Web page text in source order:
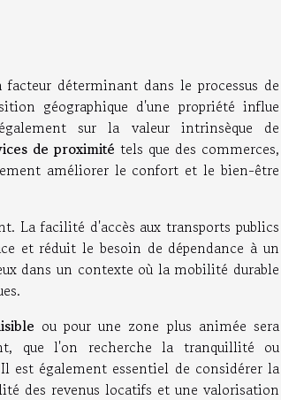
déterminant dans le processus de
géographique d'une propriété influe
sur la valeur intrinsèque de
de proximité tels que des commerces,
améliorer le confort et le bien-être
La facilité d'accès aux transports publics
et réduit le besoin de dépendance à un
dans un contexte où la mobilité durable
ou pour une zone plus animée sera
que l'on recherche la tranquillité ou
est également essentiel de considérer la
des revenus locatifs et une valorisation